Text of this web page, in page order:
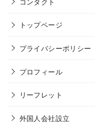
トップページ
プライバシーポリシー
プロフィール
リーフレット
外国人会社設立